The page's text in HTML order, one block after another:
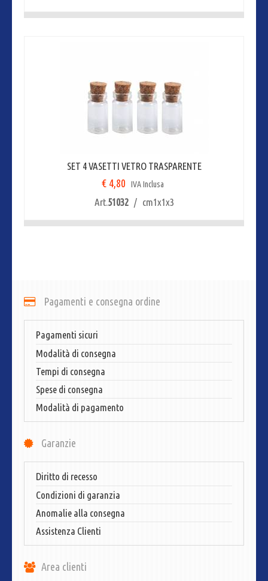
SET 4 VASETTI VETRO TRASPARENTE
€ 4,80 IVA Inclusa
Art.51032/ cm1x1x3
Pagamenti e consegna ordine
Pagamenti sicuri
Modalità di consegna
Tempi di consegna
Spese di consegna
Modalità di pagamento
Garanzie
Diritto di recesso
Condizioni di garanzia
Anomalie alla consegna
Assistenza Clienti
Area clienti